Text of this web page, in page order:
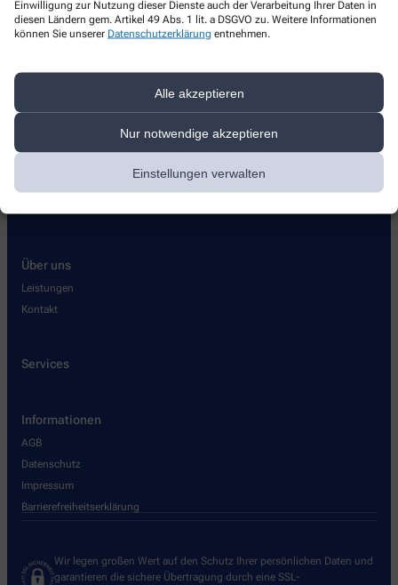
Einwilligung zur Nutzung dieser Dienste auch der Verarbeitung Ihrer Daten in
diesen Ländern gem. Artikel 49 Abs. 1 lit. a DSGVO zu. Weitere Informationen
können Sie unserer Datenschutzerklärung entnehmen.
Alle akzeptieren
Nur notwendige akzeptieren
Einstellungen verwalten
Kontakt
Rathaus Apotheke
06321-81533
Über uns
Leistungen
Kontakt
Services
Informationen
AGB
Datenschutz
Impressum
Barrierefreiheitserklärung
Wir legen großen Wert auf den Schutz Ihrer persönlichen Daten und
garantieren die sichere Übertragung durch eine SSL-